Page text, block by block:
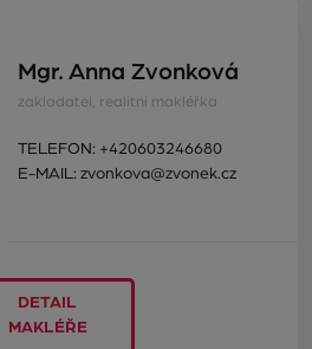
Mgr. Anna Zvonková
zakladatel, realitní makléřka
TELEFON: +420603246680
E-MAIL: zvonkova@zvonek.cz
DETAIL
MAKLÉŘE